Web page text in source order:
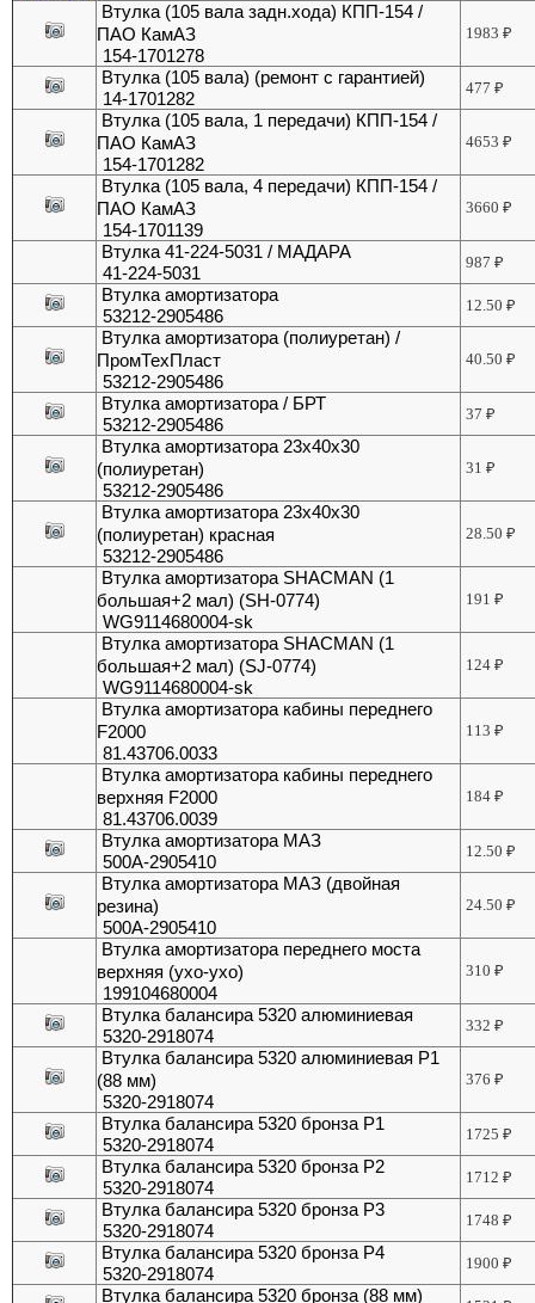
Втулка (105 вала задн.хода) КПП-154 /
ПАО КамАЗ
154-1701278
1983₽
Втулка (105 вала) (ремонт с гарантией)
14-1701282
477₽
Втулка (105 вала, 1 передачи) КПП-154 /
ПАО КамАЗ
154-1701282
4653₽
Втулка (105 вала, 4 передачи) КПП-154 /
ПАО КамАЗ
154-1701139
3660₽
Втулка 41-224-5031 / МАДАРА
41-224-5031
987₽
Втулка амортизатора
53212-2905486
12.50₽
Втулка амортизатора (полиуретан) /
ПромТехПласт
53212-2905486
40.50₽
Втулка амортизатора / БРТ
53212-2905486
37₽
Втулка амортизатора 23х40х30
(полиуретан)
53212-2905486
31₽
Втулка амортизатора 23х40х30
(полиуретан) красная
53212-2905486
28.50₽
Втулка амортизатора SHACMAN (1
большая+2 мал) (SH-0774)
WG9114680004-sk
191₽
Втулка амортизатора SHACMAN (1
большая+2 мал) (SJ-0774)
WG9114680004-sk
124₽
Втулка амортизатора кабины переднего
F2000
81.43706.0033
113₽
Втулка амортизатора кабины переднего
верхняя F2000
81.43706.0039
184₽
Втулка амортизатора МАЗ
500А-2905410
12.50₽
Втулка амортизатора МАЗ (двойная
резина)
500А-2905410
24.50₽
Втулка амортизатора переднего моста
верхняя (ухо-ухо)
199104680004
310₽
Втулка балансира 5320 алюминиевая
5320-2918074
332₽
Втулка балансира 5320 алюминиевая Р1
(88 мм)
5320-2918074
376₽
Втулка балансира 5320 бронза Р1
5320-2918074
1725₽
Втулка балансира 5320 бронза Р2
5320-2918074
1712₽
Втулка балансира 5320 бронза Р3
5320-2918074
1748₽
Втулка балансира 5320 бронза Р4
5320-2918074
1900₽
Втулка балансира 5320 бронза (88 мм)